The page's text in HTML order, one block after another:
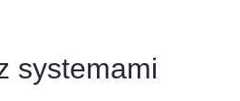
systemami